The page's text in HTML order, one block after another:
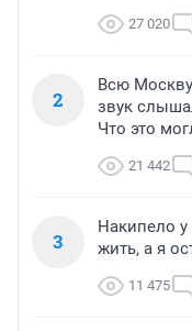
27 020
2
Всю
звук
Что это
21 442
3
Накипело
жить, а я
11 475